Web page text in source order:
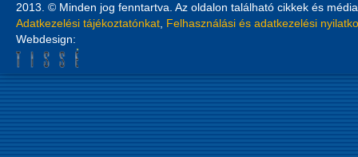
2013. © Minden jog fenntartva. Az oldalon található cikkek és
Adatkezelési tájékoztatónkat Felhasználási és adatkezelési
Webdesign: